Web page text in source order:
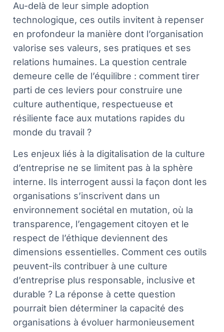
Au-delà de leur simple adoption
technologique, ces outils invitent à repenser
en profondeur la manière dont l’organisation
valorise ses valeurs, ses pratiques et ses
relations humaines. La question centrale
demeure celle de l’équilibre : comment tirer
parti de ces leviers pour construire une
culture authentique, respectueuse et
résiliente face aux mutations rapides du
monde du travail ?
Les enjeux liés à la digitalisation de la culture
d’entreprise ne se limitent pas à la sphère
interne. Ils interrogent aussi la façon dont les
organisations s’inscrivent dans un
environnement sociétal en mutation, où la
transparence, l’engagement citoyen et le
respect de l’éthique deviennent des
dimensions essentielles. Comment ces outils
peuvent-ils contribuer à une culture
d’entreprise plus responsable, inclusive et
durable ? La réponse à cette question
pourrait bien déterminer la capacité des
organisations à évoluer harmonieusement